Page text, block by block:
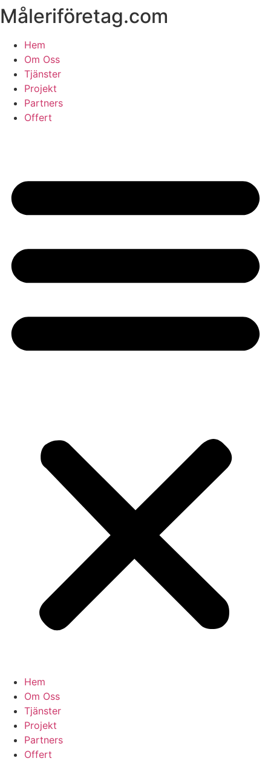
Skip
to
content
Måleriföretag.com
Hem
Om Oss
Tjänster
Projekt
Partners
Offert
Hem
Om Oss
Tjänster
Projekt
Partners
Offert